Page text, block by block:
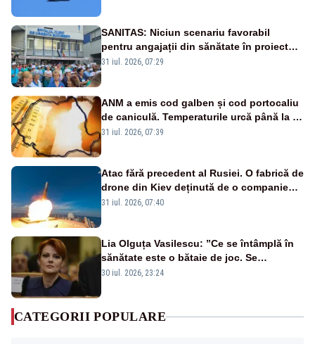
SANITAS: Niciun scenariu favorabil
pentru angajații din sănătate în proiectul
Legii salarizării
31 iul. 2026, 07:29
ANM a emis cod galben și cod portocaliu
de caniculă. Temperaturile urcă până la 38
de grade, iar nopțile devin tropicale
31 iul. 2026, 07:39
Atac fără precedent al Rusiei. O fabrică de
drone din Kiev deținută de o companie
americană, distrusă de o rachetă
31 iul. 2026, 07:40
Lia Olguța Vasilescu: ”Ce se întâmplă în
sănătate este o bătaie de joc. Se
guvernează extraordinar de prost”
30 iul. 2026, 23:24
CATEGORII POPULARE